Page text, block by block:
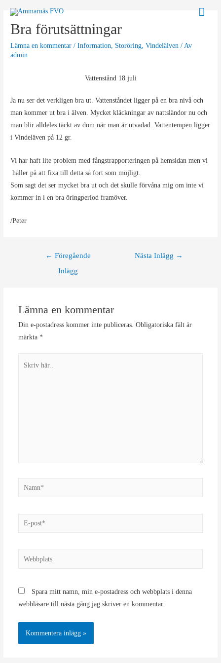
innehållBra förutsättningar
Lämna en kommentar /Information, Storöring,Vindelälven / Av
admin
Vattenstånd 18 juli
Ja nu ser det verkligen bra ut. Vattenståndet ligger på en bra nivå och
man kommer ut bra i älven. Mycket kläckningar av nattsländor nu och
man blir alldeles täckt av dom när man är utvadad. Vattentempen ligger
i Vindeläven på 12 gr.
Vi har haft lite problem med fångstrapporteringen på hemsidan men vi
håller på att fixa till detta så fort som möjligt.
Som sagt det ser mycket bra ut och det skulle förvåna mig om inte vi
kommer in i en bra öringperiod framöver.
/Peter
Inläggsnavigering
← Föregående
Inlägg
Nästa Inlägg →
Lämna en kommentar
Din e-postadress kommer inte publiceras. Obligatoriska fält är
märkta *
Namn*
E-
Webbplats
Spara mitt namn, min e-postadress och webbplats i denna
webbläsare till nästa gång jag skriver en kommentar.